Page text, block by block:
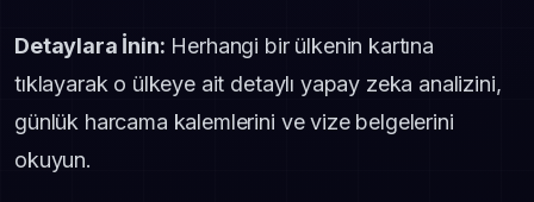
Detaylara İnin: Herhangi bir ülkenin kartına
tıklayarak o ülkeye ait detaylı yapay zeka analizini,
günlük harcama kalemlerini ve vize belgelerini
okuyun.